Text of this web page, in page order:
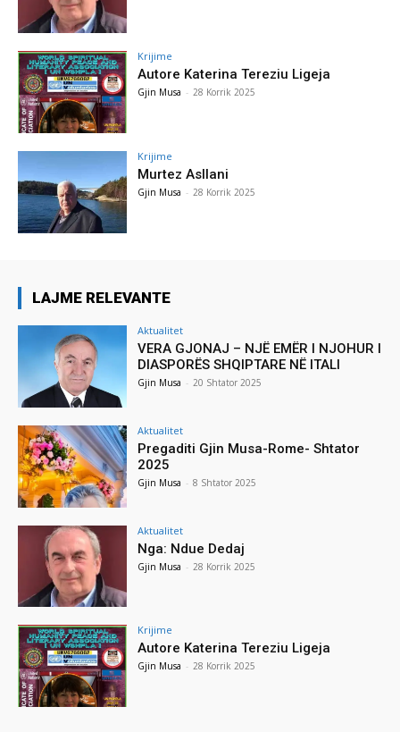
Krijime
Autore Katerina Tereziu Ligeja
Gjin Musa - 28 Korrik 2025
Krijime
Murtez Asllani
Gjin Musa - 28 Korrik 2025
LAJME RELEVANTE
Aktualitet
VERA GJONAJ – NJË EMËR I NJOHUR I
DIASPORËS SHQIPTARE NË ITALI
Gjin Musa - 20 Shtator 2025
Aktualitet
Pregaditi Gjin Musa-Rome- Shtator
2025
Gjin Musa - 8 Shtator 2025
Aktualitet
Nga: Ndue Dedaj
Gjin Musa - 28 Korrik 2025
Krijime
Autore Katerina Tereziu Ligeja
Gjin Musa - 28 Korrik 2025